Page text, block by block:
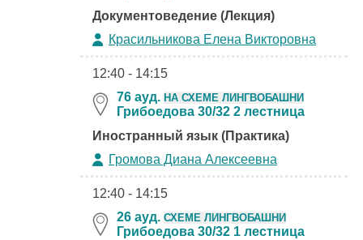
Документоведение (Лекция)
Красильникова Елена Викторовна
12:40 - 14:15
76 ауд. НА СХЕМЕ ЛИНГВОБАШНИ
Грибоедова 30/32 2 лестница
Иностранный язык (Практика)
Громова Диана Алексеевна
12:40 - 14:15
26 ауд. СХЕМЕ ЛИНГВОБАШНИ
Грибоедова 30/32 1 лестница